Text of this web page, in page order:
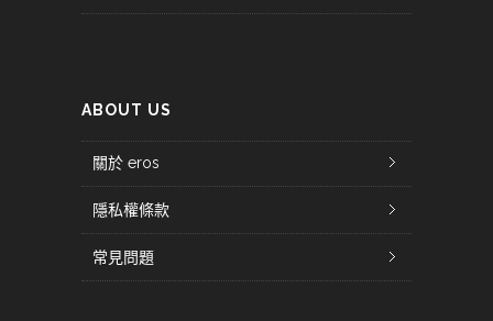
ABOUT US
關於 eros
隱私權條款
常見問題